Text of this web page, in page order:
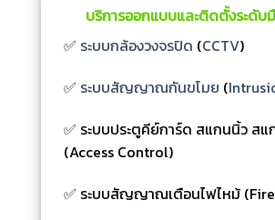
บริการออกแบบและติดตั้งระดับ
✅ ระบบกล้องวงจรปิด (CCTV)
✅ ระบบสัญญาณกันขโมย (
✅ ระบบประตูคีย์การ์ด สแกนนิ้ว สแ
(Access Control)
✅ ระบบสัญญาณเตือนไฟไหม้